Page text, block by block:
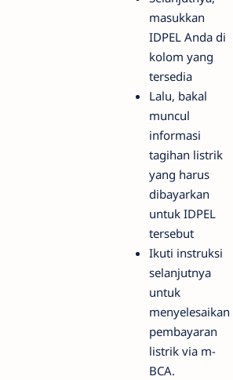
masukkan
IDPEL Anda di
kolom yang
tersedia
Lalu, bakal
muncul
informasi
tagihan listrik
yang harus
dibayarkan
untuk IDPEL
tersebut
Ikuti instruksi
selanjutnya
untuk
menyelesaikan
pembayaran
listrik via m-
BCA.